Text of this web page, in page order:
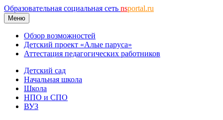
Образовательная социальная сеть nsportal.ru
Меню
Обзор возможностей
Детский проект «Алые паруса»
Аттестация педагогических работников
Детский сад
Начальная школа
Школа
НПО и СПО
ВУЗ